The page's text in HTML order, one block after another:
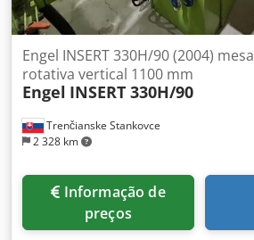
Trenčianske Stankovce
2 328 km
Engel INSERT 330H/90 (2004) mesa
rotativa vertical 1100 mm
Engel INSERT 330H/90
preços